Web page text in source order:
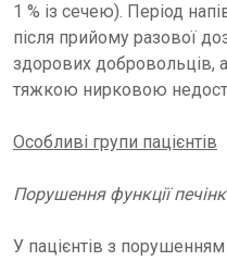
1 % із сечею). Період
після прийому разової
здорових добровольців,
тяжкою нирковою
Особливі групи пацієнтів
Порушення функції
У пацієнтів з